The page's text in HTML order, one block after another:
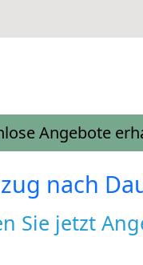
Angebote
nach
Sie jetzt